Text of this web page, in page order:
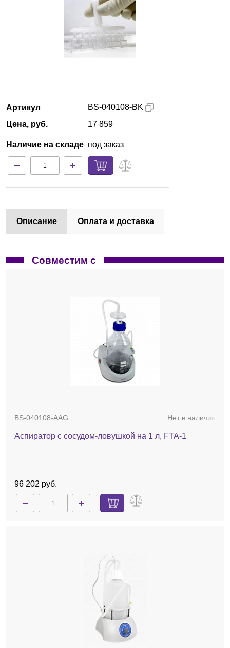
Производители
Партнеры
Технический сервис
Контакты
Артикул
Цена, руб.
Наличие на складе
BS-040108-BK
17 859
под заказ
Описание Оплата и доставка
Совместим с
BS-040108-AAG Нет в наличии
Аспиратор с сосудом-ловушкой на 1 л, FTA-1
96 202 руб.